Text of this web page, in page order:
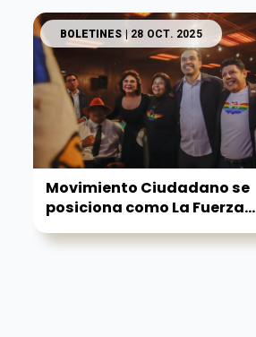
BOLETINES | 28 OCT. 2025
Movimiento Ciudadano se
posiciona como La Fuerza...